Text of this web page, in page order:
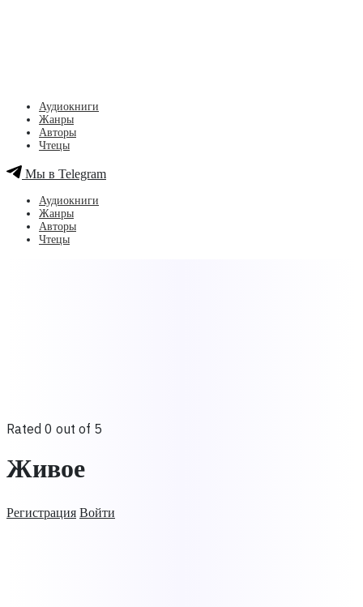
Регистрация Войти
Аудиокниги
Жанры
Авторы
Чтецы
Мы в Telegram
Аудиокниги
Жанры
Авторы
Чтецы
Rated 0 out of 5
Живое